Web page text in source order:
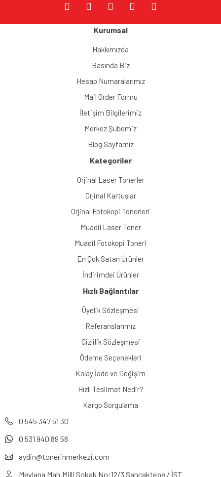
Kurumsal
Hakkımızda
Basında Biz
Hesap Numaralarımız
Mail Order Formu
İletişim Bilgilerimiz
Merkez Şubemiz
Blog Sayfamız
Kategoriler
Orjinal Laser Tonerler
Orjinal Kartuşlar
Orjinal Fotokopi Tonerleri
Muadil Laser Toner
Muadil Fotokopi Toneri
En Çok Satan Ürünler
İndirimdei Ürünler
Hızlı Bağlantılar
Üyelik Sözleşmesi
Referanslarımız
Gizlilik Sözleşmesi
Ödeme Seçenekleri
Kolay İade ve Değişim
Hızlı Teslimat Nedir?
Kargo Sorgulama
0 545 347 51 30
0 531 940 89 58
aydin@tonerinmerkezi.com
Mevlana Mah.Milli Sokak No:12/3 Sancaktepe / İST